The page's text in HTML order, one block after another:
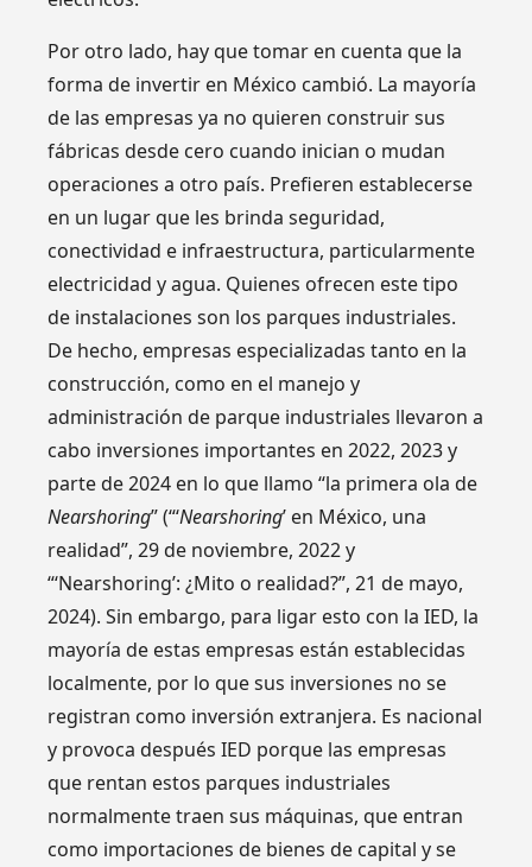
Por otro lado, hay que tomar en cuenta que la
forma de invertir en México cambió. La mayoría
de las empresas ya no quieren construir sus
fábricas desde cero cuando inician o mudan
operaciones a otro país. Prefieren establecerse
en un lugar que les brinda seguridad,
conectividad e infraestructura, particularmente
electricidad y agua. Quienes ofrecen este tipo
de instalaciones son los parques industriales.
De hecho, empresas especializadas tanto en la
construcción, como en el manejo y
administración de parque industriales llevaron a
cabo inversiones importantes en 2022, 2023 y
parte de 2024 en lo que llamo “la primera ola de
Nearshoring” (“‘Nearshoring’ en México, una
realidad”, 29 de noviembre, 2022 y
“‘Nearshoring’: ¿Mito o realidad?”, 21 de mayo,
2024). Sin embargo, para ligar esto con la IED, la
mayoría de estas empresas están establecidas
localmente, por lo que sus inversiones no se
registran como inversión extranjera. Es nacional
y provoca después IED porque las empresas
que rentan estos parques industriales
normalmente traen sus máquinas, que entran
como importaciones de bienes de capital y se